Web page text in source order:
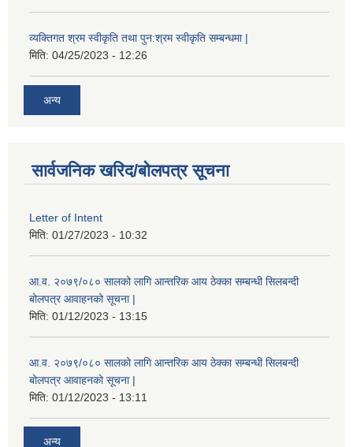
व्यक्तिगत श्रम स्वीकृति तथा पुन:श्रम स्वीकृति सम्बन्धमा |
मिति: 04/25/2023 - 12:26
अन्य
सार्वजनिक खरिद/बोलपत्र सूचना
Letter of Intent
मिति: 01/27/2023 - 10:32
आ.व. २०७९/०८० सालको लागि आन्तरिक आय ठेक्का सम्बन्धी सिलबन्दी
बोलपत्र आवाहनको सूचना |
मिति: 01/12/2023 - 13:15
आ.व. २०७९/०८० सालको लागि आन्तरिक आय ठेक्का सम्बन्धी सिलबन्दी
बोलपत्र आवाहनको सूचना |
मिति: 01/12/2023 - 13:11
अन्य